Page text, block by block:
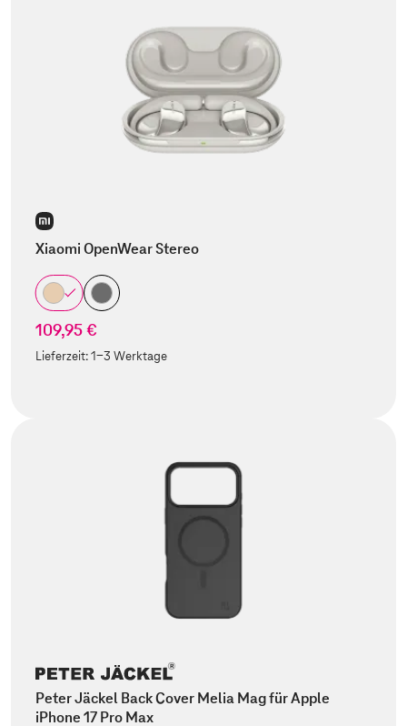
Xiaomi OpenWear Stereo
109,95 €
Lieferzeit:1-3 Werktage
Peter Jäckel Back Cover Melia Mag für Apple
iPhone 17 Pro Max